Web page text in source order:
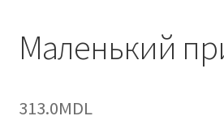
Маленький
313.0MDL